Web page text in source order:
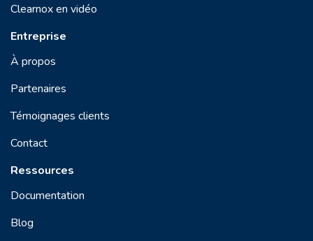
Clearnox en vidéo
Entreprise
À propos
Partenaires
Témoignages clients
Contact
Ressources
Documentation
Blog